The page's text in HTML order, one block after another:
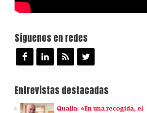
Síguenos en redes
Entrevistas destacadas
Qualla: «En una recogida, el